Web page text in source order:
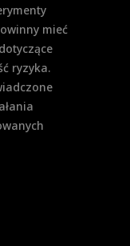
mieć
ryzyka.